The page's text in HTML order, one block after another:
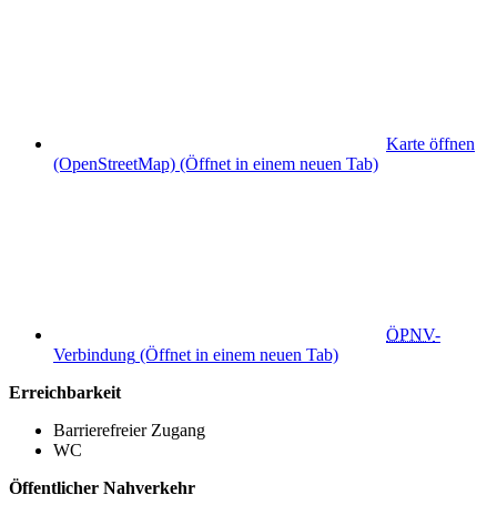
Karte öffnen
(OpenStreetMap) (Öffnet in einem neuen Tab)
ÖPNV-
Verbindung (Öffnet in einem neuen Tab)
Erreichbarkeit
Barrierefreier Zugang
WC
Öffentlicher Nahverkehr